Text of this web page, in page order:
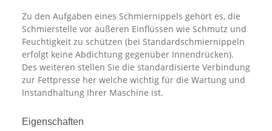
Zu den Aufgaben eines Schmiernippels gehört es, die
Schmierstelle vor äußeren Einflüssen wie Schmutz und
Feuchtigkeit zu schützen (bei Standardschmiernippeln
erfolgt keine Abdichtung gegenüber Innendrücken).
Des weiteren stellen Sie die standardisierte Verbindung
zur Fettpresse her welche wichtig für die Wartung und
Instandhaltung Ihrer Maschine ist.
Eigenschaften